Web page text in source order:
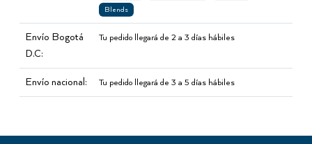
Blends
Envío Bogotá
D.C:
Tu pedido llegará de 2 a 3 días hábiles
Envío nacional: Tu pedido llegará de 3 a 5 días hábiles